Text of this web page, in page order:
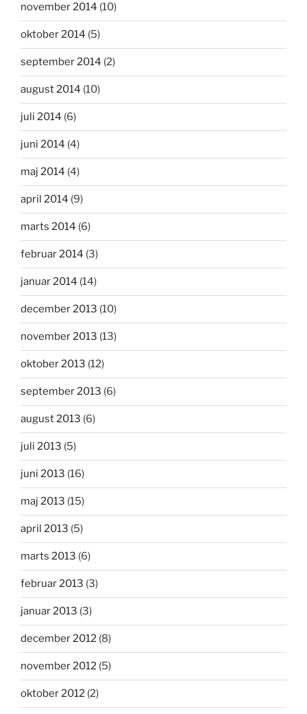
november 2014 (10)
oktober 2014 (5)
september 2014 (2)
august 2014 (10)
juli 2014 (6)
juni 2014 (4)
maj 2014 (4)
april 2014 (9)
marts 2014 (6)
februar 2014 (3)
januar 2014 (14)
december 2013 (10)
november 2013 (13)
oktober 2013 (12)
september 2013 (6)
august 2013 (6)
juli 2013 (5)
juni 2013 (16)
maj 2013 (15)
april 2013 (5)
marts 2013 (6)
februar 2013 (3)
januar 2013 (3)
december 2012 (8)
november 2012 (5)
oktober 2012 (2)